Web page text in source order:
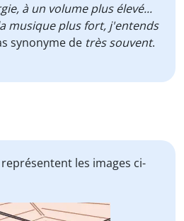
à un volume plus élevé...
musique plus fort, j'entends
synonyme de très souvent.
les images ci-